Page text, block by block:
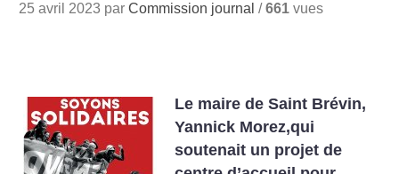
25 avril 2023 parCommission journal /661 vues
Le maire de Saint Brévin,
Yannick Morez,qui
soutenait un projet de